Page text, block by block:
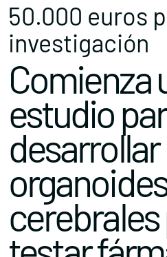
50.000 euros
investigación
Comienza
estudio
desarrollar
organoides
cerebrales